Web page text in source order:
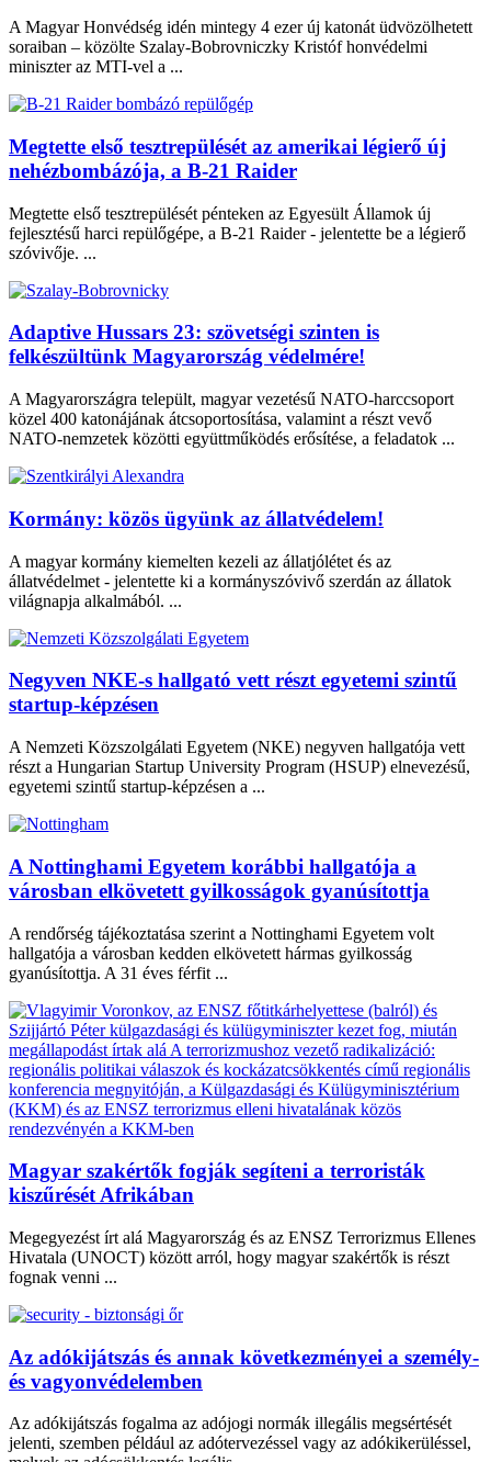
A Magyar Honvédség idén mintegy 4 ezer új katonát üdvözölhetett
soraiban – közölte Szalay-Bobrovniczky Kristóf honvédelmi
miniszter az MTI-vel a ...
Megtette első tesztrepülését az amerikai légierő új
nehézbombázója, a B-21 Raider
Megtette első tesztrepülését pénteken az Egyesült Államok új
fejlesztésű harci repülőgépe, a B-21 Raider - jelentette be a légierő
szóvivője. ...
Adaptive Hussars 23: szövetségi szinten is
felkészültünk Magyarország védelmére!
A Magyarországra települt, magyar vezetésű NATO-harccsoport
közel 400 katonájának átcsoportosítása, valamint a részt vevő
NATO-nemzetek közötti együttműködés erősítése, a feladatok ...
Kormány: közös ügyünk az állatvédelem!
A magyar kormány kiemelten kezeli az állatjólétet és az
állatvédelmet - jelentette ki a kormányszóvivő szerdán az állatok
világnapja alkalmából. ...
Negyven NKE-s hallgató vett részt egyetemi szintű
startup-képzésen
A Nemzeti Közszolgálati Egyetem (NKE) negyven hallgatója vett
részt a Hungarian Startup University Program (HSUP) elnevezésű,
egyetemi szintű startup-képzésen a ...
A Nottinghami Egyetem korábbi hallgatója a
városban elkövetett gyilkosságok gyanúsítottja
A rendőrség tájékoztatása szerint a Nottinghami Egyetem volt
hallgatója a városban kedden elkövetett hármas gyilkosság
gyanúsítottja. A 31 éves férfit ...
Magyar szakértők fogják segíteni a terroristák
kiszűrését Afrikában
Megegyezést írt alá Magyarország és az ENSZ Terrorizmus Ellenes
Hivatala (UNOCT) között arról, hogy magyar szakértők is részt
fognak venni ...
Az adókijátszás és annak következményei a személy-
és vagyonvédelemben
Az adókijátszás fogalma az adójogi normák illegális megsértését
jelenti, szemben például az adótervezéssel vagy az adókikerüléssel,